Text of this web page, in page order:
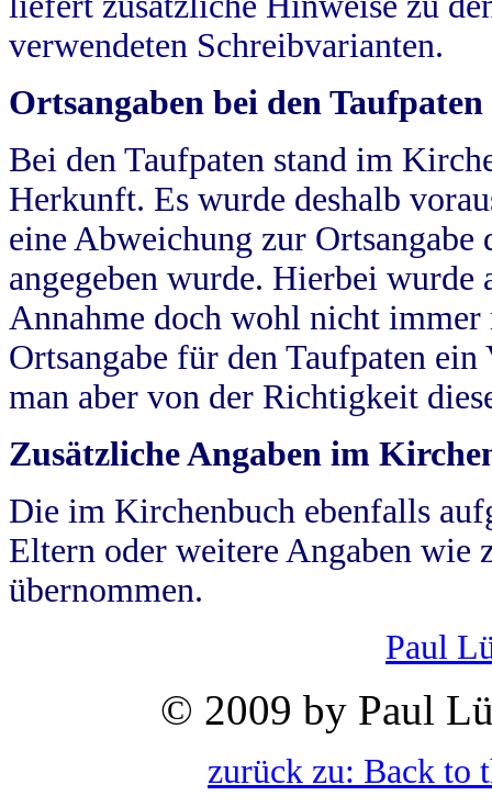
verwendeten Schreibvarianten.
Ortsangaben bei den Taufpaten
Bei den Taufpaten stand im
Herkunft. Es wurde deshalb
eine Abweichung zur
angegeben wurde. Hierbei wurde
Annahme doch wohl nicht
Ortsangabe für den Taufpaten
man aber von der Richtigkeit
Zusätzliche Angaben im
Die im Kirchenbuch ebenfalls
Eltern oder weitere Angaben wie
übernommen.
Paul
© 2009 by Paul
zurück zu: Back to